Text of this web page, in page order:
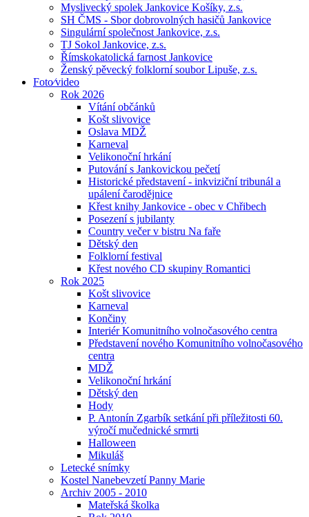
Myslivecký spolek Jankovice Košíky, z.s.
SH ČMS - Sbor dobrovolných hasičů Jankovice
Singulární společnost Jankovice, z.s.
TJ Sokol Jankovice, z.s.
Římskokatolická farnost Jankovice
Ženský pěvecký folklorní soubor Lipuše, z.s.
Foto⁄video
Rok 2026
Vítání občánků
Košt slivovice
Oslava MDŽ
Karneval
Velikonoční hrkání
Putování s Jankovickou pečetí
Historické představení - inkviziční tribunál a
upálení čarodějnice
Křest knihy Jankovice - obec v Chřibech
Posezení s jubilanty
Country večer v bistru Na faře
Dětský den
Folklorní festival
Křest nového CD skupiny Romantici
Rok 2025
Košt slivovice
Karneval
Končiny
Interiér Komunitního volnočasového centra
Představení nového Komunitního volnočasového
centra
MDŽ
Velikonoční hrkání
Dětský den
Hody
P. Antonín Zgarbík setkání při příležitosti 60.
výročí mučednické srmrti
Halloween
Mikuláš
Letecké snímky
Kostel Nanebevzetí Panny Marie
Archiv 2005 - 2010
Mateřská školka